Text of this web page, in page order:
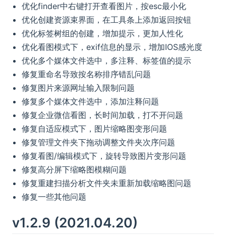
优化finder中右键打开查看图片，按esc最小化
优化创建资源束界面，在工具条上添加返回按钮
优化标签树组的创建，增加提示，更加人性化
优化看图模式下，exif信息的显示，增加IOS感光度
优化多个媒体文件选中，多注释、标签值的提示
修复重命名导致按名称排序错乱问题
修复图片来源网址输入限制问题
修复多个媒体文件选中，添加注释问题
修复企业微信看图，长时间加载，打不开问题
修复自适应模式下，图片缩略图变形问题
修复管理文件夹下拖动调整文件夹次序问题
修复看图/编辑模式下，旋转导致图片变形问题
修复高分屏下缩略图模糊问题
修复重建扫描分析文件夹未重新加载缩略图问题
修复一些其他问题
v1.2.9 (2021.04.20)